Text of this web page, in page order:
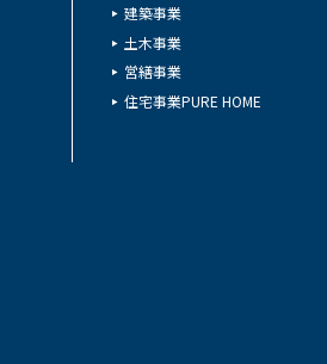
建築事業
土木事業
営繕事業
住宅事業PURE HOME